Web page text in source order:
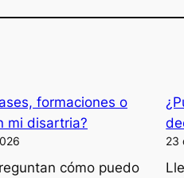
formaciones o
mi disartria?
cómo puedo
23